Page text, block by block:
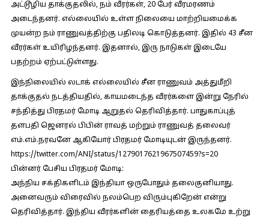
அட்டூழிய தாக்குதலில், நம் வீரர்கள், 20 பேர் வீரமரணம்
அடைந்தனர். எல்லையில் உள்ள நிலையை மாற்றியமைக்க
முயன்ற நம் ராணுவத்திற்கு பதிலடி கொடுத்தனர். இதில் 43 சீன
வீரர்கள் உயிரிழந்தனர். இதனால், இரு நாடுகள் இடையே
பதற்றம் ஏற்பட்டுள்ளது.
இந்நிலையில் லடாக் எல்லையில் சீன ராணுவம் அத்துமீறி
தாக்குதல் நடத்தியதில், காயமடைந்த வீரர்களை இன்று நேரில்
சந்தித்து பிரதமர் மோடி ஆறுதல் தெரிவித்தார். பாதுகாப்புத்
தளபதி ஜெனரல் பிபின் ராவத் மற்றும் ராணுவத் தலைவர்
எம்.எம்.நரவனே ஆகியோர் பிரதமர் மோடியுடன் இருந்தனர்.
https://twitter.com/ANI/status/1279017621967507459?s=20
பின்னர் பேசிய பிரதமர் மோடி:
அந்நிய சக்திகளிடம் இந்தியா ஒருபோதும் தலைகுனியாது.
அனைவரும் விரைவில் நலம்பெற விரும்புகிறேன் என்று
தெரிவித்தார். இந்திய வீரர்களின் தைரியத்தை உலகமே உற்று